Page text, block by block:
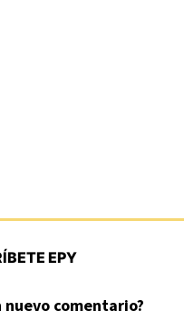
EPY
nuevo comentario?